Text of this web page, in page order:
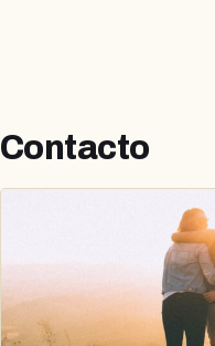
Contacto